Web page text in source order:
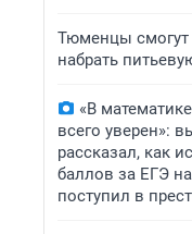
Тюменцы смогут
набрать
«В
всего уверен»:
рассказал, как
баллов за ЕГЭ
поступил в